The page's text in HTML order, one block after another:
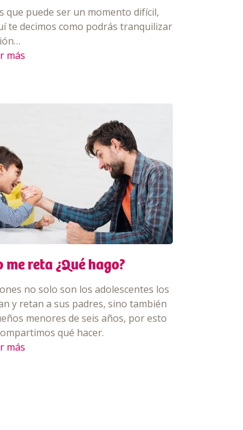
que puede ser un momento difícil,
te decimos como podrás tranquilizar
más
me reta ¿Qué hago?
no solo son los adolescentes los
y retan a sus padres, sino también
menores de seis años, por esto
qué hacer.
más